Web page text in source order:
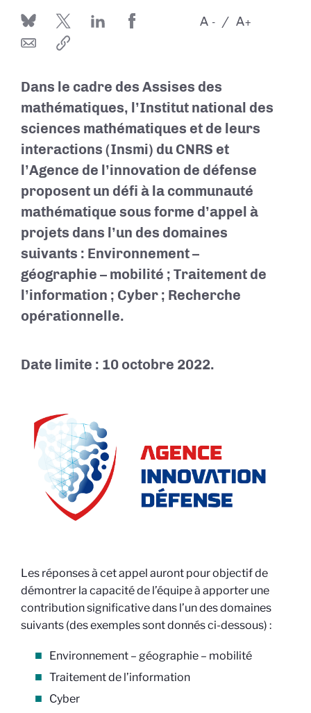
-
A +
A
Dans le cadre des Assises des
mathématiques, l’Institut national des
sciences mathématiques et de leurs
interactions (Insmi) du CNRS et
l’Agence de l’innovation de défense
proposent un défi à la communauté
mathématique sous forme d’appel à
projets dans l’un des domaines
suivants : Environnement –
géographie – mobilité ; Traitement de
l’information ; Cyber ; Recherche
opérationnelle.
Date limite : 10 octobre 2022.
Les réponses à cet appel auront pour objectif de
démontrer la capacité de l’équipe à apporter une
contribution significative dans l’un des domaines
suivants (des exemples sont donnés ci-dessous) :
Environnement – géographie – mobilité
Traitement de l’information
Cyber